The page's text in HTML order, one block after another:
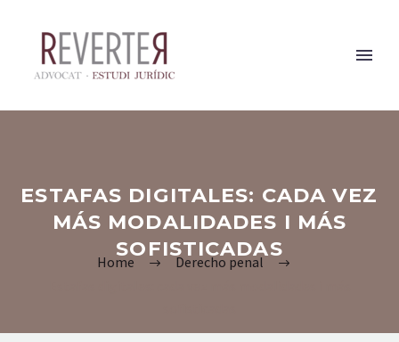
ESTAFAS DIGITALES: CADA VEZ
MÁS MODALIDADES I MÁS
SOFISTICADAS
Home
Derecho penal